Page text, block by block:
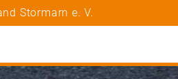
Stormarn e. V.